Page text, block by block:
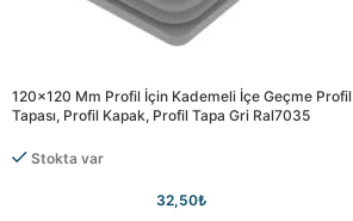
120×120 Mm Profil İçin Kademeli İçe Geçme Profil
Tapası, Profil Kapak, Profil Tapa Gri Ral7035
Stokta var
32,50₺